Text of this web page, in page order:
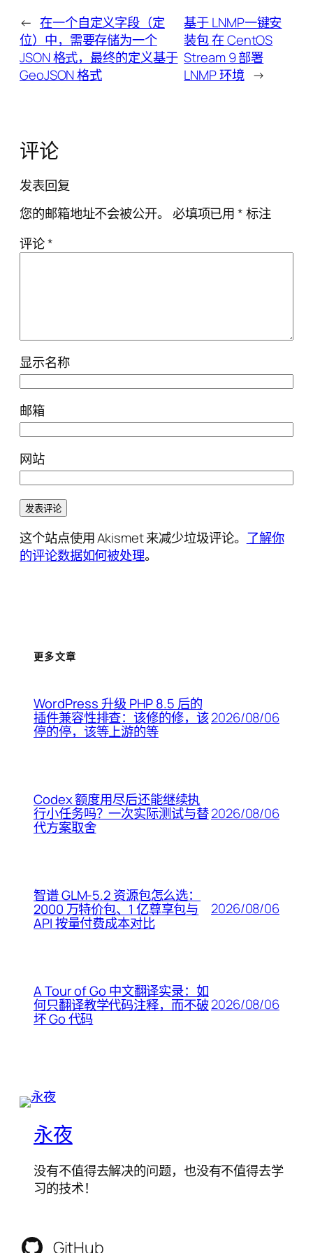
← 在一个自定义字段（定
位）中，需要存储为一个
JSON 格式，最终的定义基于
GeoJSON 格式
基于 LNMP一键安
装包 在 CentOS
Stream 9 部署
LNMP 环境 →
评论
发表回复
您的邮箱地址不会被公开。 必填项已用*标注
评论*
显示名称
邮箱
网站
这个站点使用 Akismet 来减少垃圾评论。 了解你
的评论数据如何被处理。
更多文章
WordPress 升级 PHP 8.5 后的
插件兼容性排查：该修的修，该
停的停，该等上游的等
2026/08/06
Codex 额度用尽后还能继续执
行小任务吗？一次实际测试与替
代方案取舍
2026/08/06
智谱 GLM-5.2 资源包怎么选：
2000 万特价包、1 亿尊享包与
API 按量付费成本对比
2026/08/06
A Tour of Go 中文翻译实录：如
何只翻译教学代码注释，而不破
坏 Go 代码
2026/08/06
永夜
没有不值得去解决的问题，也没有不值得去学
习的技术！
GitHub